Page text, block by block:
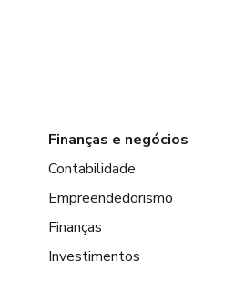
Finanças e negócios
Contabilidade
Empreendedorismo
Finanças
Investimentos